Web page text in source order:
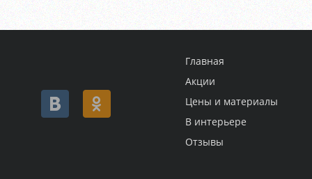
Главная
Акции
Цены и материалы
В интерьере
Отзывы